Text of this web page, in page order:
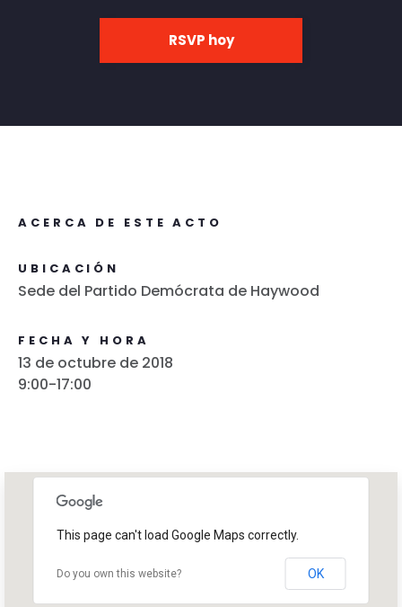
RSVP hoy
ACERCA DE ESTE ACTO
UBICACIÓN
Sede del Partido Demócrata de Haywood
FECHA Y HORA
13 de octubre de 2018
9:00-17:00
This page can't load Google Maps correctly.
Do you own this website? OK